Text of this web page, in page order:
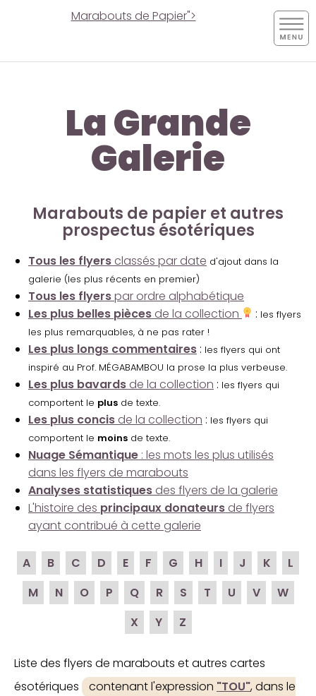
Marabouts de Papier">
La Grande
Galerie
Marabouts de papier et autres
prospectus ésotériques
Tous les flyers classés par date d'ajout dans la
galerie (les plus récents en premier)
Tous les flyerspar ordre alphabétique
Les plus belles pièces de la collection : les flyers
les plus remarquables, à ne pas rater !
Les plus longs commentaires : les flyers qui ont
inspiré au Prof. MÉGABAMBOU la prose la plus verbeuse.
Les plus bavards de la collection : les flyers qui
comportent le plus de texte.
Les plus concis de la collection : les flyers qui
comportent le moins de texte.
Nuage Sémantique : les mots les plus utilisés
dans les flyers de marabouts
Analyses statistiques des flyers de la galerie
L'histoire des principaux donateurs de flyers
ayant contribué à cette galerie
A B C D E F G H I J K
L
M
N O P Q R S T U V
W
X
Y Z
Liste des flyers de marabouts et autres cartes
ésotériques
contenant l'expression "TOU", dans le